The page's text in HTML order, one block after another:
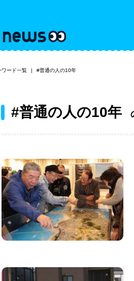
ワード一覧 #普通の人の10年
#普通の人の10年